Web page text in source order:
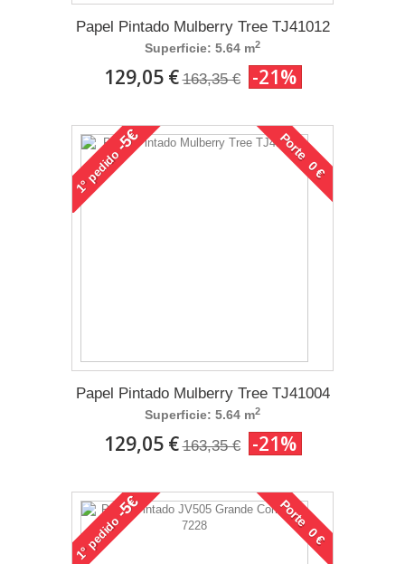
Papel Pintado Mulberry Tree TJ41012
Superficie: 5.64 m2
129,05 € 163,35 € -21%
1°
pedido
-5€ Porte 0 €
Papel Pintado Mulberry Tree TJ41004
Superficie: 5.64 m2
129,05 € 163,35 € -21%
1°
pedido
-5€ Porte 0 €